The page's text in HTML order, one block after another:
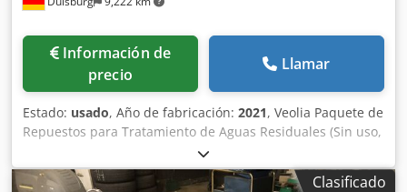
Información de
precio
Llamar
Estado: usado, Año de fabricación: 2021, Veolia Paquete de
Repuestos para Tratamiento de Aguas Residuales (Sin uso,
2021) 2 x Centrífuga Alfa Laval Aldec 45 (decantador)
Proceso Descripción de la aplicación: IW - aguas residuales
Clasificado